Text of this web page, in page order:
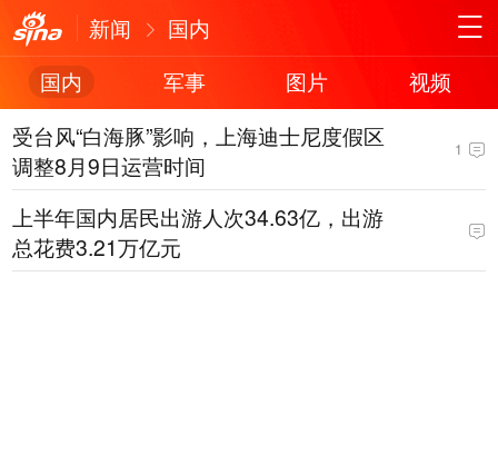
新闻
国内
国内
军事 图片
视频
受台风“白海豚”影响，上海迪士尼度假区
调整8月9日运营时间
1
上半年国内居民出游人次34.63亿，出游
总花费3.21万亿元